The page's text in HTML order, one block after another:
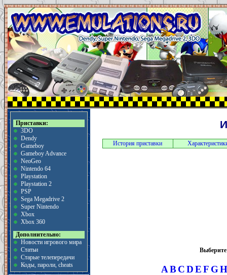
Приставки:
3DO
Dendy
Gameboy
Gameboy Advance
NeoGeo
Nintendo 64
Playstation
Playstation 2
PSP
Sega Megadrive 2
Super Nintendo
Xbox
Xbox 360
Дополнительно:
Новости игрового мира
Статьи
Старые телепередачи
Коды, пароли, cheats
История приставки
ABCDEF GH